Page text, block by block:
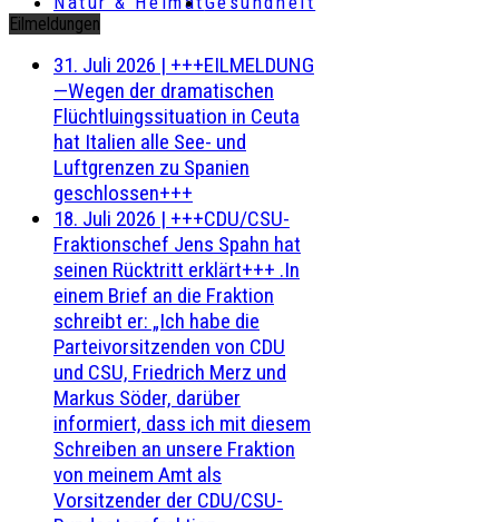
Eilmeldungen
31. Juli 2026 | +++EILMELDUNG
—Wegen der dramatischen
Flüchtluingssituation in Ceuta
hat Italien alle See- und
Luftgrenzen zu Spanien
geschlossen+++
18. Juli 2026 | +++CDU/CSU-
Fraktionschef Jens Spahn hat
seinen Rücktritt erklärt+++ .In
einem Brief an die Fraktion
schreibt er: „Ich habe die
Parteivorsitzenden von CDU
und CSU, Friedrich Merz und
Markus Söder, darüber
informiert, dass ich mit diesem
Schreiben an unsere Fraktion
von meinem Amt als
Vorsitzender der CDU/CSU-